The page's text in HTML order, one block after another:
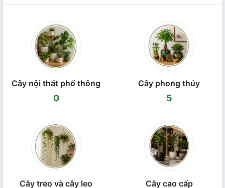
Cây nội thất phổ thông
0
Cây phong thủy
5
Cây treo và cây leo Cây cao cấp